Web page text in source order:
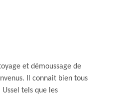
et démoussage de
Il connait bien tous
tels que les